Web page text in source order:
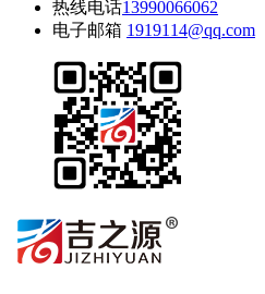
热线电话13990066062
电子邮箱 1919114@qq.com